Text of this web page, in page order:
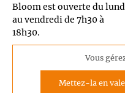
Bloom est ouverte du
au vendredi de 7h30 à
18h30.
Vous
Mettez-la en